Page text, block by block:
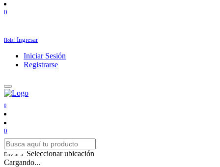
0
Hola! Ingresar
Iniciar Sesión
Registrarse
0
0
Enviar a: Seleccionar ubicación
Cargando...